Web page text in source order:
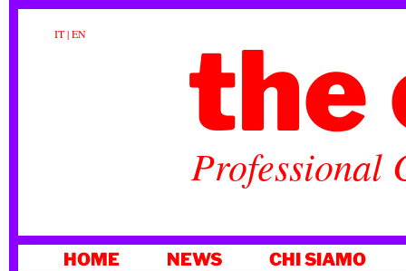
IT|EN the
Professional
HOME NEWS CHI SIAMO